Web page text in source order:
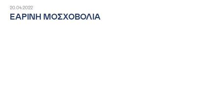
20.04.2022
ΕΑΡΙΝΗ ΜΟΣΧΟΒΟΛΙΑ